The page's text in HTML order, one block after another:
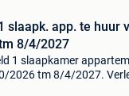
slaapk. app. te huur
8/4/2027
1 slaapkamer
2026 tm 8/4/2027.